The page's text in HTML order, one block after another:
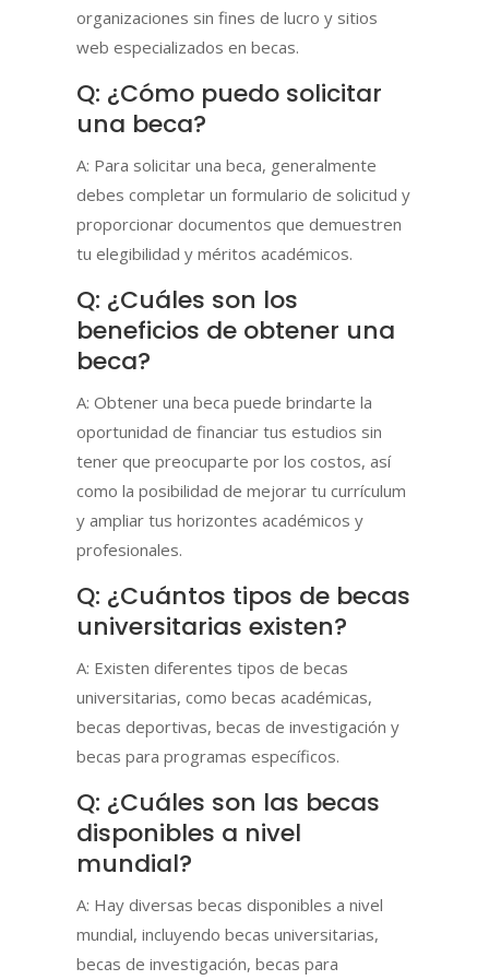
organizaciones sin fines de lucro y sitios
web especializados en becas.
Q: ¿Cómo puedo solicitar
una beca?
A: Para solicitar una beca, generalmente
debes completar un formulario de solicitud y
proporcionar documentos que demuestren
tu elegibilidad y méritos académicos.
Q: ¿Cuáles son los
beneficios de obtener una
beca?
A: Obtener una beca puede brindarte la
oportunidad de financiar tus estudios sin
tener que preocuparte por los costos, así
como la posibilidad de mejorar tu currículum
y ampliar tus horizontes académicos y
profesionales.
Q: ¿Cuántos tipos de becas
universitarias existen?
A: Existen diferentes tipos de becas
universitarias, como becas académicas,
becas deportivas, becas de investigación y
becas para programas específicos.
Q: ¿Cuáles son las becas
disponibles a nivel
mundial?
A: Hay diversas becas disponibles a nivel
mundial, incluyendo becas universitarias,
becas de investigación, becas para